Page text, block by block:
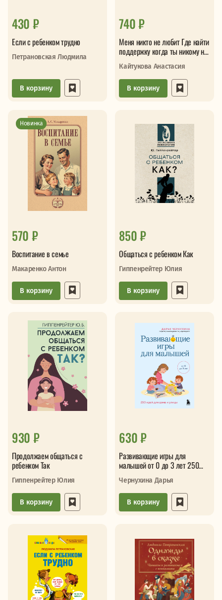
430 ₽
Если с ребенком трудно
Петрановская Людмила
В корзину
740 ₽
Меня никто не любит Где найти
поддержку когда ты никому не
нужен
Кайтукова Анастасия
В корзину
Новинка
570 ₽
Воспитание в семье
Макаренко Антон
В корзину
850 ₽
Общаться с ребенком Как
Гиппенрейтер Юлия
В корзину
930 ₽
Продолжаем общаться с
ребенком Так
Гиппенрейтер Юлия
В корзину
630 ₽
Развивающие игры для
малышей от 0 до 3 лет 250
идей для дома и улицы
Чернухина Дарья
В корзину